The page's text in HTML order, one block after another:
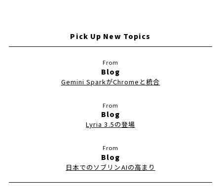
Pick Up New Topics
Blog
Gemini SparkがChromeと統合
Blog
Lyria 3.5の登場
Blog
日本でのソブリンAIの高まり